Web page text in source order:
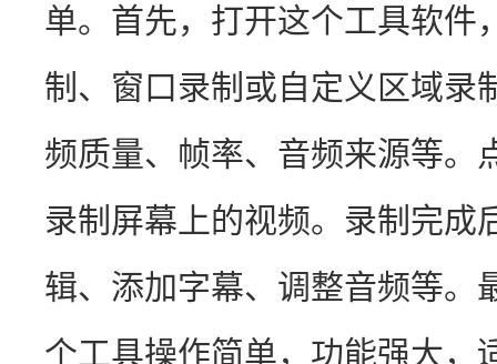
单。首先，打开这个工具软件
制、窗口录制或自定义区域录
频质量、帧率、音频来源等。
录制屏幕上的视频。录制完成
辑、添加字幕、调整音频等。
个工具操作简单，功能强大，